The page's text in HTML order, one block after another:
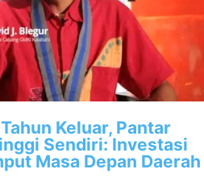
Keluar, Pantar
Sendiri: Investasi
Masa Depan Daerah